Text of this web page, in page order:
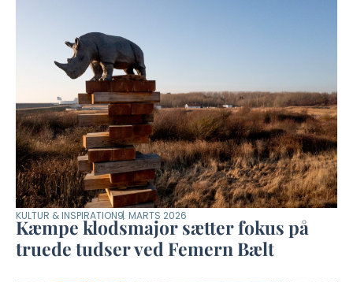
KULTUR & INSPIRATION9. MARTS 2026
Kæmpe klodsmajor sætter fokus på
truede tudser ved Femern Bælt